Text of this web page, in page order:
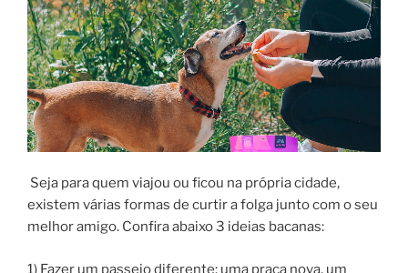
Seja para quem viajou ou ficou na própria cidade,
existem várias formas de curtir a folga junto com o seu
melhor amigo. Confira abaixo 3 ideias bacanas:
1) Fazer um passeio diferente: uma praça nova, um